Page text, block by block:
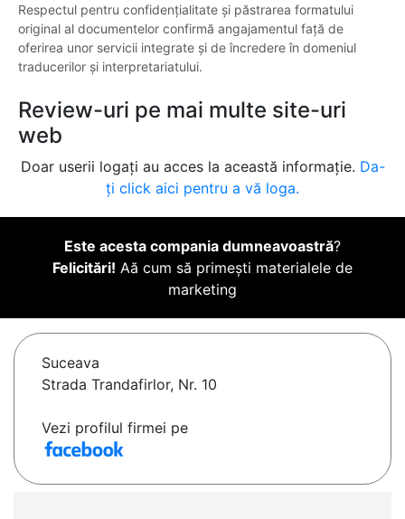
Respectul pentru confidențialitate și păstrarea formatului
original al documentelor confirmă angajamentul față de
oferirea unor servicii integrate și de încredere în domeniul
traducerilor și interpretariatului.
Review-uri pe mai multe site-uri
web
Doar userii logați au acces la această informație. Da-
ți click aici pentru a vă loga.
Este acesta compania dumneavoastră?
Felicitări! Aă cum să primești materialele de
marketing
Suceava
Strada Trandafirlor, Nr. 10
Vezi profilul firmei pe